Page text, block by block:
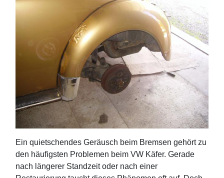
Ein quietschendes Geräusch beim Bremsen gehört zu
den häufigsten Problemen beim VW Käfer. Gerade
nach längerer Standzeit oder nach einer